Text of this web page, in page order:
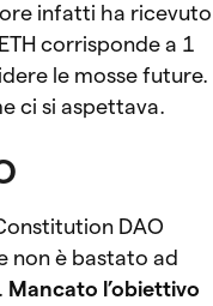
infatti ha ricevuto
corrisponde a 1
le mosse future.
ci si aspettava.
DAO
non è bastato ad
Mancato l’obiettivo